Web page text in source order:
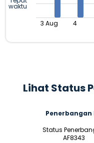
waktu
3 Aug 4
Lihat Status
Status
AF8343